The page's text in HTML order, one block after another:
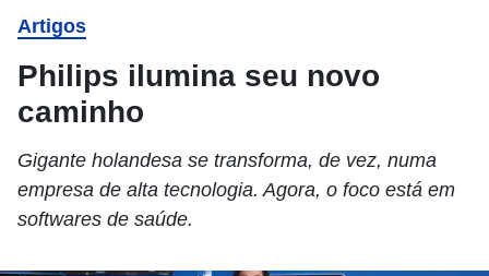
Artigos
Philips ilumina seu novo
caminho
Gigante holandesa se transforma, de vez, numa
empresa de alta tecnologia. Agora, o foco está em
softwares de saúde.